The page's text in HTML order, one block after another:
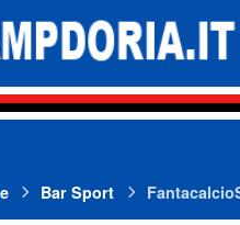
Bar Sport